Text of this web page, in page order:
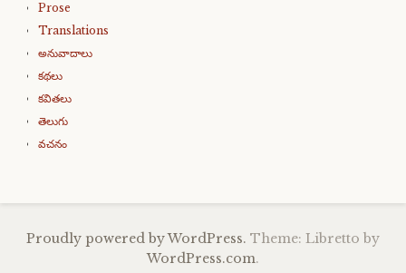
Prose
Translations
అనువాదాలు
కథలు
కవితలు
తెలుగు
వచనం
Proudly powered by WordPress. Theme: Libretto by
WordPress.com.